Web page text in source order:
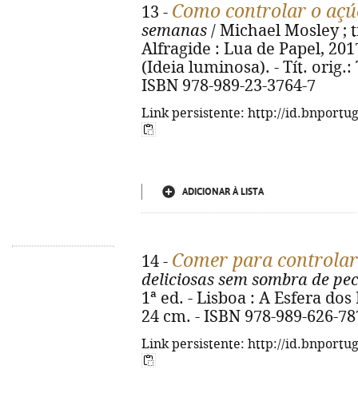
13 - Como controlar o
semanas / Michael Mosley ;
Alfragide : Lua de Papel,
(Ideia luminosa). - Tít. orig.:
ISBN 978-989-23-3764-7
Link persistente: http://
ADICIONAR À LISTA
14 - Comer para
deliciosas sem sombra de
1ª ed. - Lisboa : A Esfera
24 cm. - ISBN 978-989-626-
Link persistente: http://